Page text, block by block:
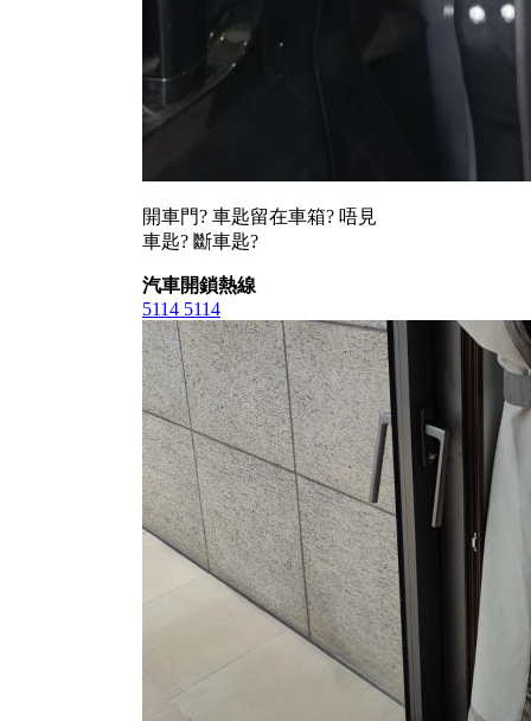
開車門? 車匙留在車箱? 唔見
車匙? 斷車匙?
汽車開鎖熱線
5114 5114